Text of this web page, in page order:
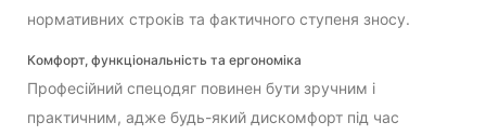
нормативних строків та фактичного ступеня зносу.
Комфорт, функціональність та ергономіка
Професійний спецодяг повинен бути зручним і
практичним, адже будь-який дискомфорт під час